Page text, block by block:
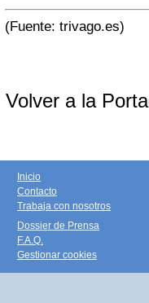
(Fuente: trivago.es)
Volver a la
Inicio
Contacto
Trabaja con nosotros
Dossier de Prensa
F.A.Q.
Gestionar cookies